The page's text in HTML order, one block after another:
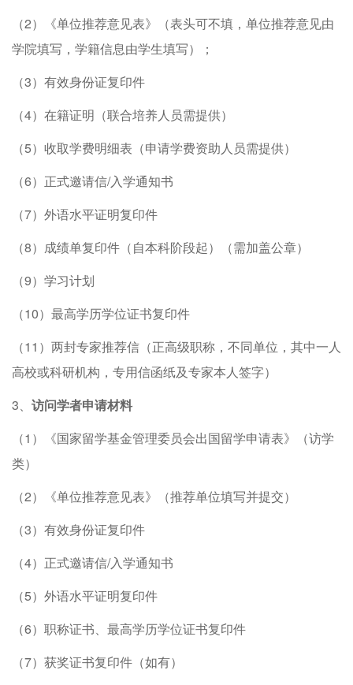
（2）《单位推荐意见表》（表头可不填，单位推荐意见由
学院填写，学籍信息由学生填写）；
（3）有效身份证复印件
（4）在籍证明（联合培养人员需提供）
（5）收取学费明细表（申请学费资助人员需提供）
（6）正式邀请信/入学通知书
（7）外语水平证明复印件
（8）成绩单复印件（自本科阶段起）（需加盖公章）
（9）学习计划
（10）最高学历学位证书复印件
（11）两封专家推荐信（正高级职称，不同单位，其中一人
高校或科研机构，专用信函纸及专家本人签字）
3、 访问学者申请材料
（1）《国家留学基金管理委员会出国留学申请表》（访学
类）
（2）《单位推荐意见表》（推荐单位填写并提交）
（3）有效身份证复印件
（4）正式邀请信/入学通知书
（5）外语水平证明复印件
（6）职称证书、最高学历学位证书复印件
（7）获奖证书复印件（如有）